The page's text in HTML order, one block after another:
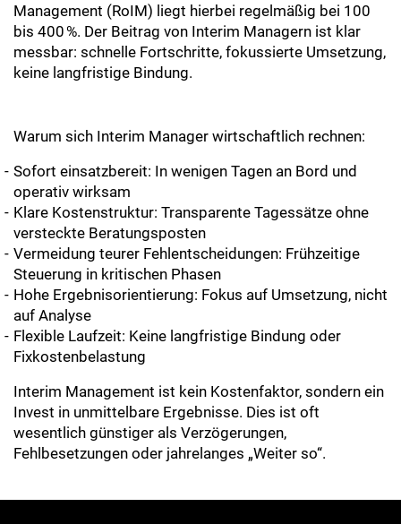
Management (RoIM) liegt hierbei regelmäßig bei 100
bis 400 %. Der Beitrag von Interim Managern ist klar
messbar: schnelle Fortschritte, fokussierte Umsetzung,
keine langfristige Bindung.
Warum sich Interim Manager wirtschaftlich rechnen:
Sofort einsatzbereit: In wenigen Tagen an Bord und
operativ wirksam
Klare Kostenstruktur: Transparente Tagessätze ohne
versteckte Beratungsposten
Vermeidung teurer Fehlentscheidungen: Frühzeitige
Steuerung in kritischen Phasen
Hohe Ergebnisorientierung: Fokus auf Umsetzung, nicht
auf Analyse
Flexible Laufzeit: Keine langfristige Bindung oder
Fixkostenbelastung
Interim Management ist kein Kostenfaktor, sondern ein
Invest in unmittelbare Ergebnisse. Dies ist oft
wesentlich günstiger als Verzögerungen,
Fehlbesetzungen oder jahrelanges „Weiter so“.